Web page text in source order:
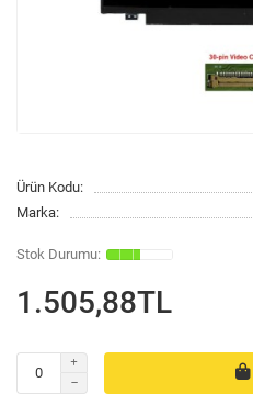
Ürün Kodu:
Marka:
1.505,88TL